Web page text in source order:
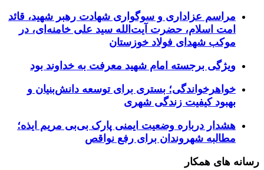
مراسم عزاداری و سوگواری شهادت رهبر شهید، قائد
امت اسلام، حضرت آیت‌الله سید علی خامنه‌ای، در
موکب شهدای فولاد خوزستان
ویژگی برجسته امام شهید معرفت به خداوند بود
خواهرخواندگی؛ بستری برای توسعه دانش‌بنیان و
بهبود کیفیت زندگی شهری
هشدار درباره وضعیت ایمنی پارک بی‌بی مریم ایذه؛
مطالبه شهروندان برای رفع نواقص
رسانه های همکار